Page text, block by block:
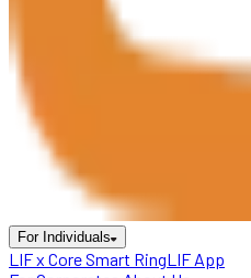
For Individuals
LIF x Core Smart RingLIF App